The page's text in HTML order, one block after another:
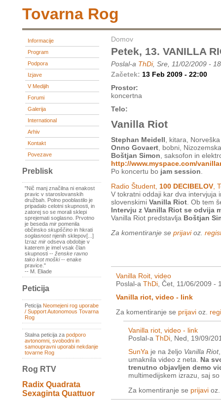
Tovarna Rog
Informacije
Program
Podpora
Izjave
V Medijih
Forumi
Galerija
International
Arhiv
Kontakt
Povezave
Preblisk
"Nič manj značilna ni enakost
pravic v staroslovanskih
družbah. Polno pooblastilo je
pripadalo celotni skupnosti, in
zatorej so se morali sklepi
sprejemati soglasno. Prvotno
je beseda mir pomenila
občinsko skupščino in hkrati
soglasnostnjenih sklepov[...]
Izraz mir odseva obdobje v
katerem je imel vsak član
skupnosti -- ženske ravno
tako kot moški-- enake
pravice."
-- M. Eliade
Peticija
Peticija Neomejeni rog uporabe
/ Support Autonomous Tovarna
Rog
Stalna peticija za podporo
avtonomni, svobodni in
samoupravni uporabi nekdanje
tovarne Rog
Rog RTV
Radix Quadrata
Sexaginta Quattuor
Domov
Petek, 13. VANILLA
Poslal-a ThDi, Sre, 11/02/2009 -
Začetek: 13 Feb 2009 - 22:00
Prostor:
koncertna
Telo:
Vanilla Riot
Stephan Meidell , kitara, Norveška
Onno Govaert , bobni, Nizozemska
Boštjan Simon , saksofon in
http://www.myspace.com/
Po koncertu bo jam session
Radio Študent, 100 DECIBELOV ,
V tokratni oddaji kar dva intervjuja
slovenskimi Vanilla Riot . Ob tem
Intervju z Vanilla Riot se odvija
Vanilla Riot predstavlja Boštjan
Za komentiranje se prijavioz.
Vanilla Roit, video
Poslal-a ThDi , Čet, 11/06/2009 -
Vanilla riot, video - link
Za komentiranje se prijavi oz.
Vanilla riot, video - link
Poslal-a ThDi , Ned, 19/09/
SunYa je na željo Vanilla Riot
umaknila video z neta. Na
trenutno objavljen demo
multimedijskem izrazu, saj
Za komentiranje se prijavi